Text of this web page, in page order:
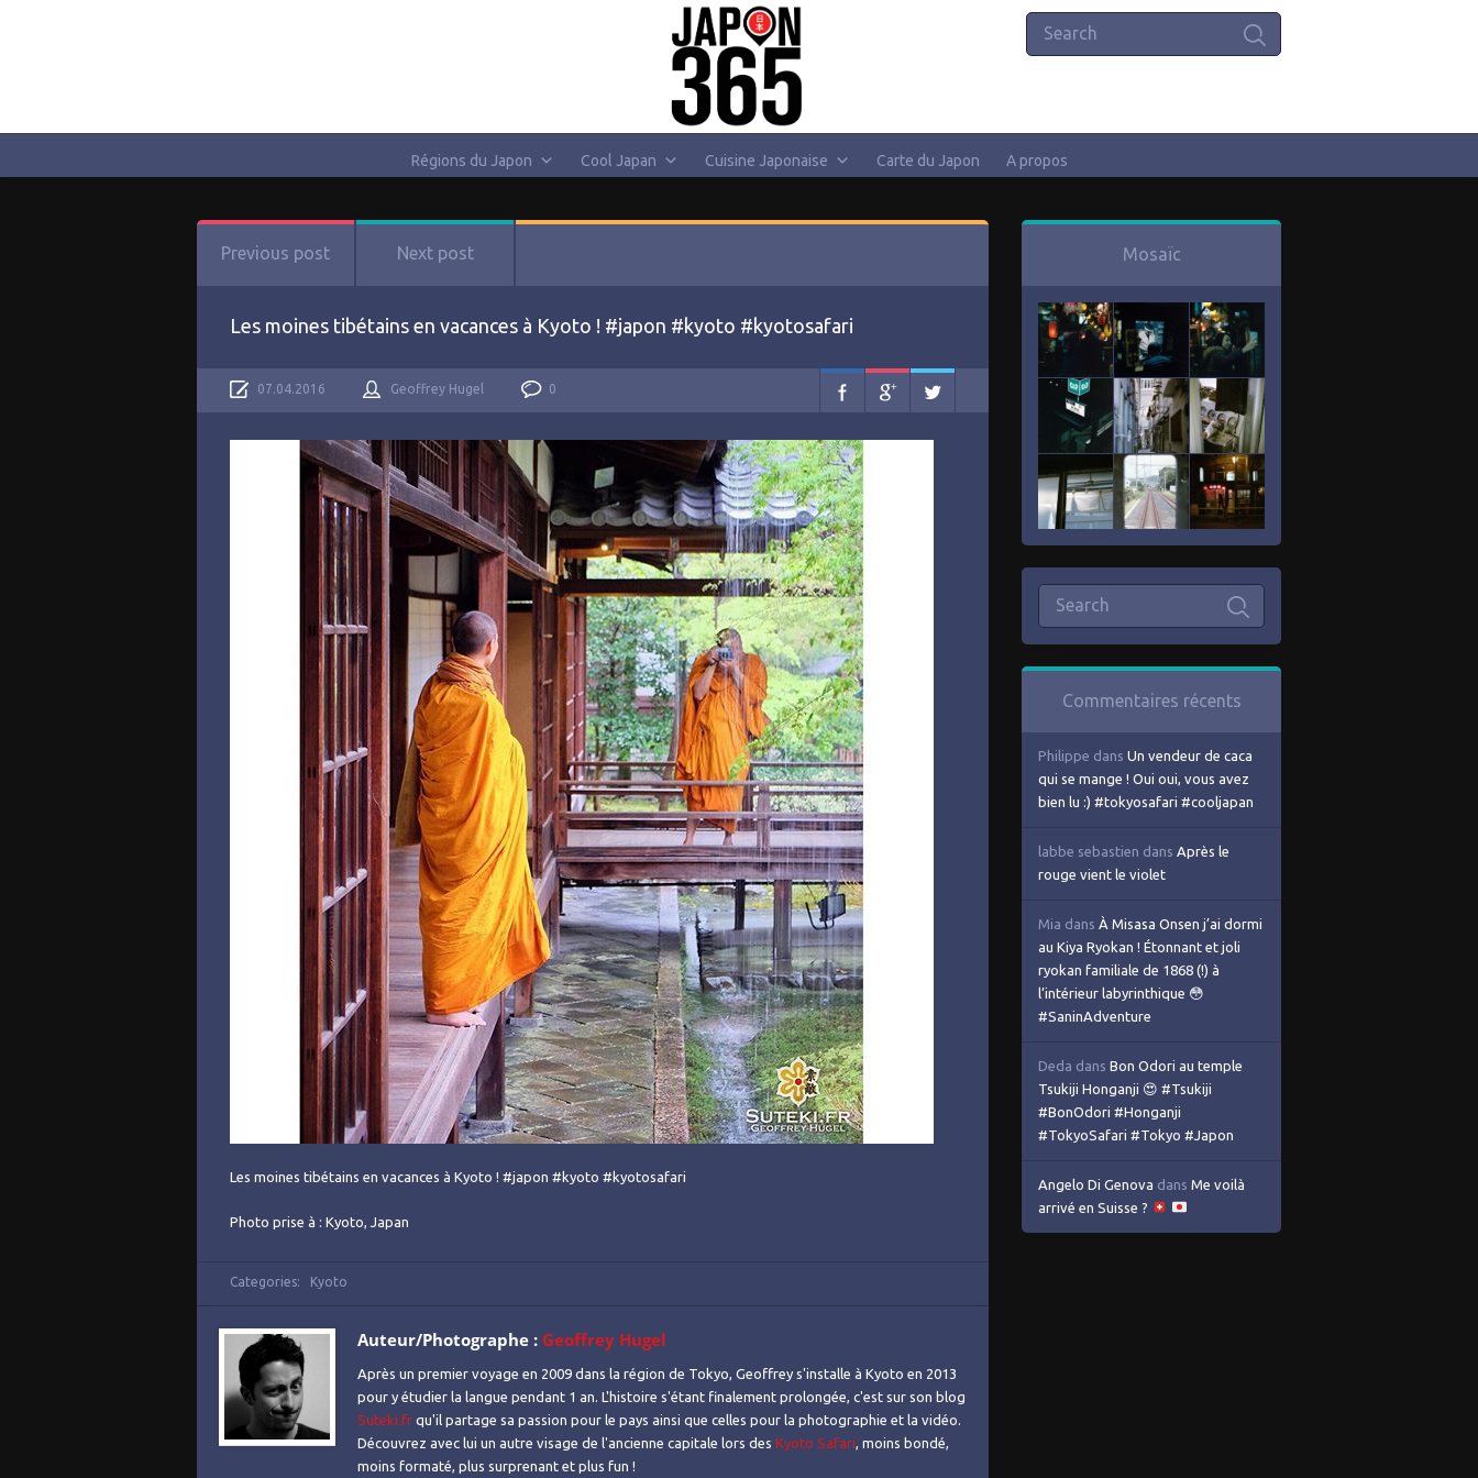
Régions du Japon Cool Japan Cuisine Japonaise Carte du Japon A propos
Previous post Next post
Les moines tibétains en vacances à Kyoto ! #japon #kyoto #kyotosafari
07.04.2016 Geoffrey Hugel 0
Les moines tibétains en vacances à Kyoto ! #japon #kyoto #kyotosafari
Photo prise à : Kyoto, Japan
Categories: Kyoto
Auteur/Photographe : Geoffrey Hugel
Après un premier voyage en 2009 dans la région de Tokyo, Geoffrey s'installe à Kyoto en 2013
pour y étudier la langue pendant 1 an. L'histoire s'étant finalement prolongée, c'est sur son blog
Suteki.fr qu'il partage sa passion pour le pays ainsi que celles pour la photographie et la vidéo.
Découvrez avec lui un autre visage de l'ancienne capitale lors des Kyoto Safari, moins bondé,
moins formaté, plus surprenant et plus fun !
Mosaïc
Commentaires récents
Philippe dans Un vendeur de caca
qui se mange ! Oui oui, vous avez
bien lu :) #tokyosafari #cooljapan
labbe sebastien dans Après le
rouge vient le violet
Mia dans À Misasa Onsen j’ai dormi
au Kiya Ryokan ! Étonnant et joli
ryokan familiale de 1868 (!) à
l’intérieur labyrinthique 😳
#SaninAdventure
Deda dans Bon Odori au temple
Tsukiji Honganji 😍 #Tsukiji
#BonOdori #Honganji
#TokyoSafari #Tokyo #Japon
Angelo Di Genova dans Me voilà
arrivé en Suisse ?